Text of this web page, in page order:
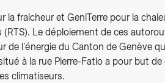
la fraicheur et GeniTerre pour la
Le déploiement de ces
de l’énergie du Canton de Genève
à la rue Pierre-Fatio a pour but
climatiseurs.